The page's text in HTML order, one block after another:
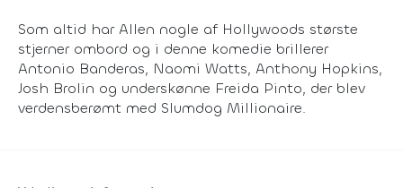
Som altid har Allen nogle af Hollywoods største
stjerner ombord og i denne komedie brillerer
Antonio Banderas, Naomi Watts, Anthony Hopkins,
Josh Brolin og underskønne Freida Pinto, der blev
verdensberømt med Slumdog Millionaire.